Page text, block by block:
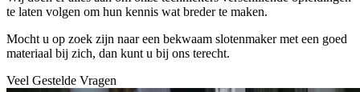
te laten volgen om hun kennis wat breder te maken.
Mocht u op zoek zijn naar een bekwaam slotenmaker met een goed
materiaal bij zich, dan kunt u bij ons terecht.
Veel Gestelde Vragen